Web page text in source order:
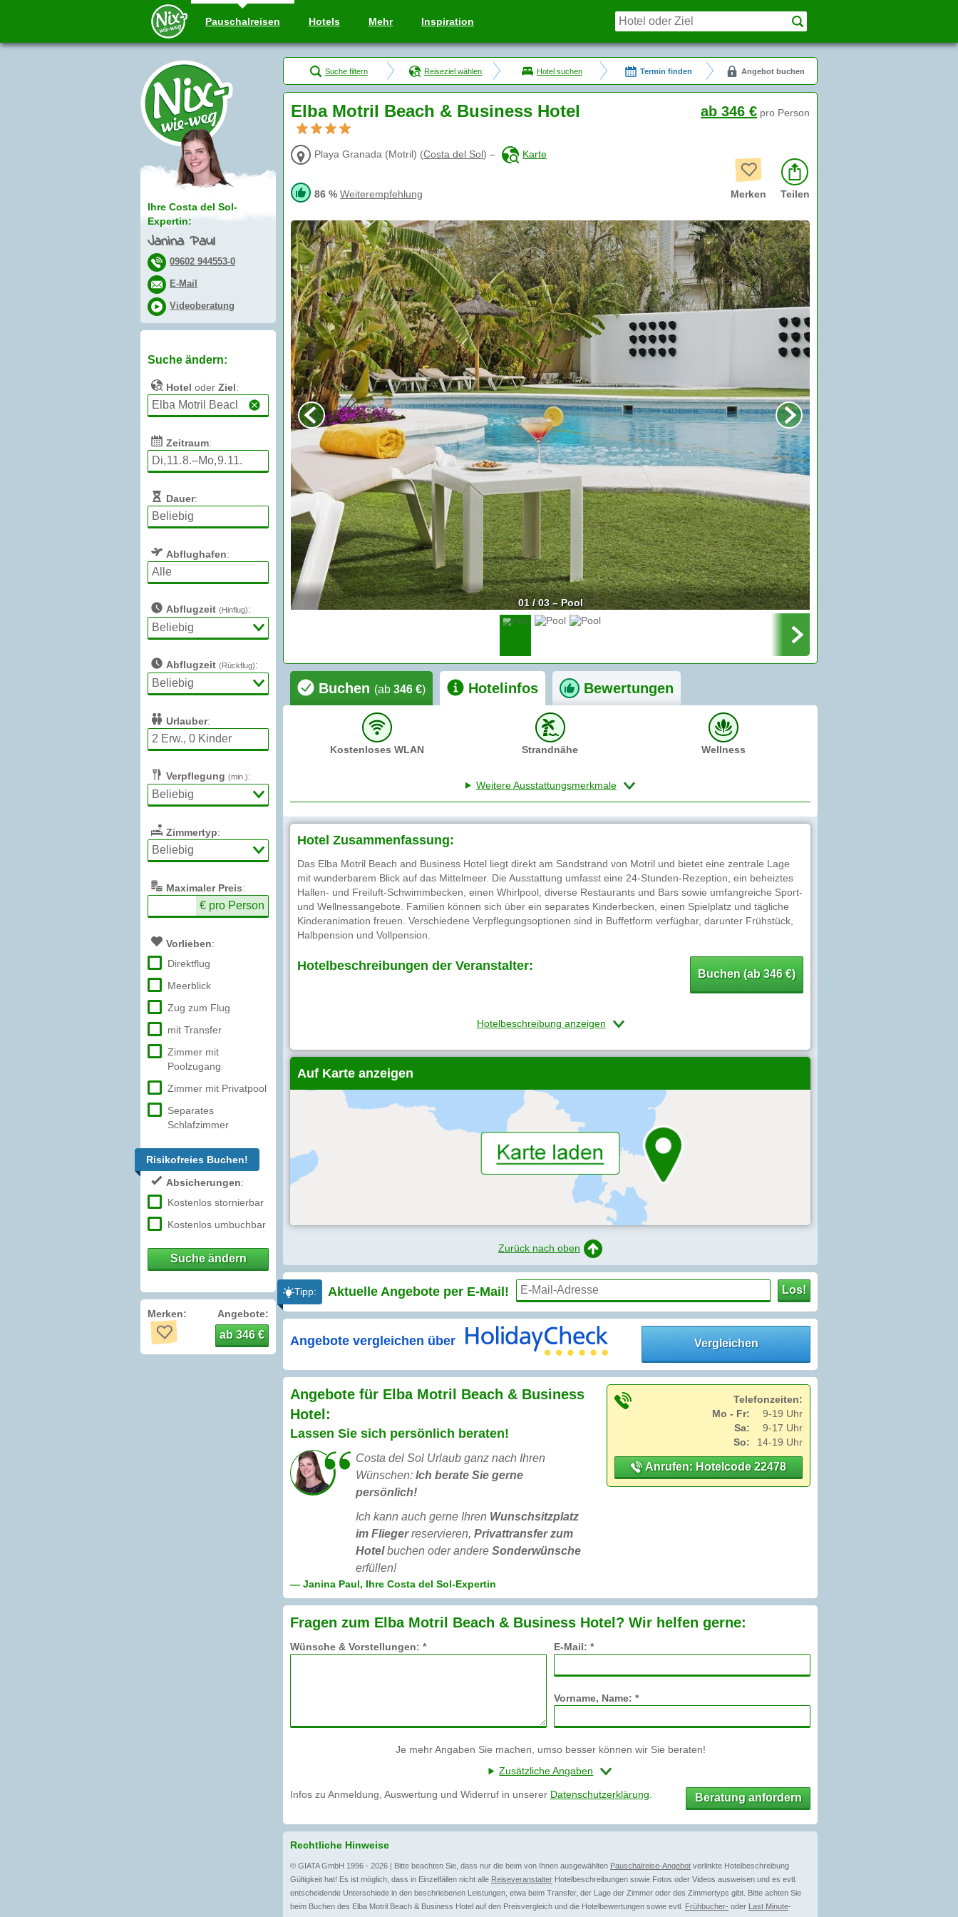
Pauschalreisen Hotels Mehr Inspiration
Ihre Costa del Sol-
Expertin:
Janina Paul
09602 944553-0
E-Mail
Videoberatung
Suche ändern:
Hotel oder Ziel:
Zeitraum:
Dauer:
Abflughafen:
Abflugzeit (Hinflug):
Abflugzeit (Rückflug):
Urlauber:
Verpflegung (min.):
Zimmertyp:
Maximaler Preis:
€ pro Person
Vorlieben:
Direktflug
Meerblick
Zug zum Flug
mit Transfer
Zimmer mit
Poolzugang
Zimmer mit Privatpool
Separates
Schlafzimmer
Risikofreies Buchen!
Absicherungen:
Kostenlos stornierbar
Kostenlos umbuchbar
Suche ändern
Merken: Angebote:
ab 346 €
Suche filtern Reiseziel wählen Hotel suchen Termin finden Angebot buchen
Elba Motril Beach & Business Hotel
Playa Granada (Motril) (Costa del Sol) – Karte
86 % Weiterempfehlung
ab 346 € pro Person
Merken Teilen
01 / 03 – Pool
Buchen (ab 346 €) Hotelinfos Bewertungen
Kostenloses WLAN Strandnähe Wellness
Weitere Ausstattungsmerkmale
Hotel Zusammenfassung:
Das Elba Motril Beach and Business Hotel liegt direkt am Sandstrand von Motril und bietet eine zentrale Lage
mit wunderbarem Blick auf das Mittelmeer. Die Ausstattung umfasst eine 24-Stunden-Rezeption, ein beheiztes
Hallen- und Freiluft-Schwimmbecken, einen Whirlpool, diverse Restaurants und Bars sowie umfangreiche Sport-
und Wellnessangebote. Familien können sich über ein separates Kinderbecken, einen Spielplatz und tägliche
Kinderanimation freuen. Verschiedene Verpflegungsoptionen sind in Buffetform verfügbar, darunter Frühstück,
Halbpension und Vollpension.
Hotelbeschreibungen der Veranstalter:
Buchen (ab 346 €)
Hotelbeschreibung anzeigen
Auf Karte anzeigen
Zurück nach oben
Tipp: Aktuelle Angebote per E-Mail! Los!
Angebote vergleichen über Vergleichen
Angebote für Elba Motril Beach & Business
Hotel:
Lassen Sie sich persönlich beraten!
Costa del Sol Urlaub ganz nach Ihren
Wünschen: Ich berate Sie gerne
persönlich!
Ich kann auch gerne Ihren Wunschsitzplatz
im Fliegerreservieren, Privattransfer zum
Hotelbuchen oder andere Sonderwünsche
erfüllen!
— Janina Paul, Ihre Costa del Sol-Expertin
Telefonzeiten:
Mo - Fr:
9-19 Uhr
Sa:
9-17 Uhr
So:
14-19 Uhr
Anrufen: Hotelcode 22478
Fragen zum Elba Motril Beach & Business Hotel? Wir helfen gerne:
Wünsche & Vorstellungen: * E-Mail: *
Vorname, Name: *
Je mehr Angaben Sie machen, umso besser können wir Sie beraten!
Zusätzliche Angaben
Infos zu Anmeldung, Auswertung und Widerruf in unserer Datenschutzerklärung Beratung anfordern
Rechtliche Hinweise
© GIATA GmbH 1996 - 2026 | Bitte beachten Sie, dass nur die beim von Ihnen ausgewählten Pauschalreise-Angebot verlinkte Hotelbeschreibung
Gültigkeit hat! Es ist möglich, dass in Einzelfällen nicht alle Reiseveranstalter Hotelbeschreibungen sowie Fotos oder Videos ausweisen und es evtl.
entscheidende Unterschiede in den beschriebenen Leistungen, etwa beim Transfer, der Lage der Zimmer oder des Zimmertyps gibt. Bitte achten Sie
beim Buchen des Elba Motril Beach & Business Hotel auf den Preisvergleich und die Hotelbewertungen sowie evtl. Frühbucher- oder Last Minute-